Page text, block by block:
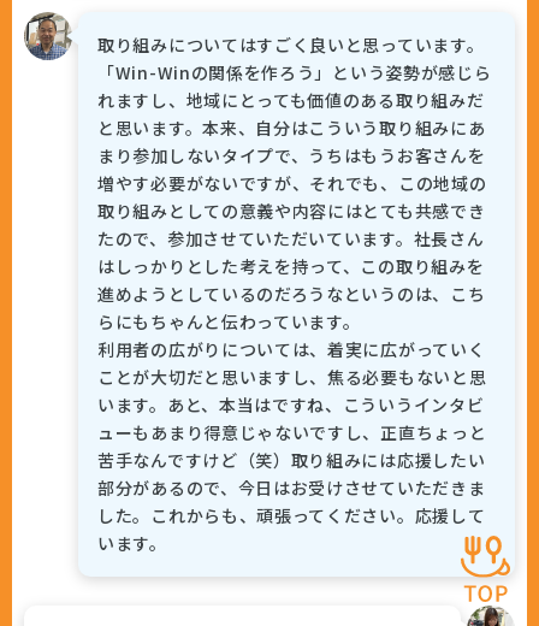
取り組みについてはすごく良いと思っています。
「Win-Winの関係を作ろう」という姿勢が感じら
れますし、地域にとっても価値のある取り組みだ
と思います。本来、自分はこういう取り組みにあ
まり参加しないタイプで、うちはもうお客さんを
増やす必要がないですが、それでも、この地域の
取り組みとしての意義や内容にはとても共感でき
たので、参加させていただいています。社長さん
はしっかりとした考えを持って、この取り組みを
進めようとしているのだろうなというのは、こち
らにもちゃんと伝わっています。
利用者の広がりについては、着実に広がっていく
ことが大切だと思いますし、焦る必要もないと思
います。あと、本当はですね、こういうインタビ
ューもあまり得意じゃないですし、正直ちょっと
苦手なんですけど（笑）取り組みには応援したい
部分があるので、今日はお受けさせていただきま
した。これからも、頑張ってください。応援して
います。